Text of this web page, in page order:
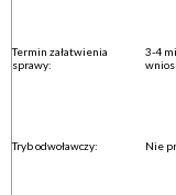
Termin załatwienia
sprawy:
3-4
Tryb odwoławczy: Nie